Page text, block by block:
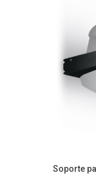
Soporte